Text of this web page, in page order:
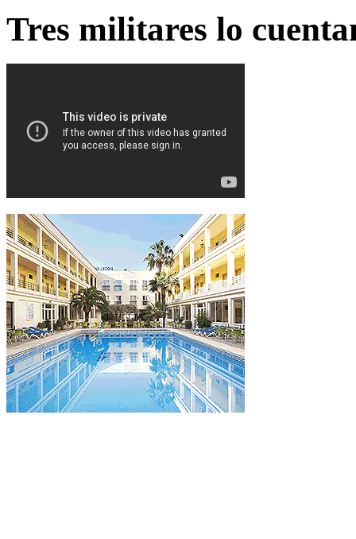
Tres militares lo